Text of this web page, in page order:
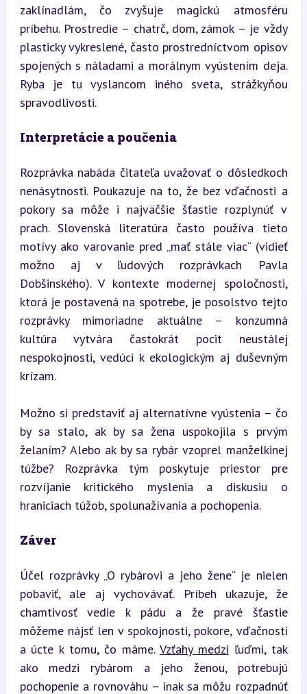
zaklínadlám, čo zvyšuje magickú atmosféru
príbehu. Prostredie – chatrč, dom, zámok – je vždy
plasticky vykreslené, často prostredníctvom opisov
spojených s náladami a morálnym vyústením deja.
Ryba je tu vyslancom iného sveta, strážkyňou
spravodlivosti.
Interpretácie a poučenia
Rozprávka nabáda čitateľa uvažovať o dôsledkoch
nenásytnosti. Poukazuje na to, že bez vďačnosti a
pokory sa môže i najväčšie šťastie rozplynúť v
prach. Slovenská literatúra často používa tieto
motívy ako varovanie pred „mať stále viac“ (vidieť
možno aj v ľudových rozprávkach Pavla
Dobšinského). V kontexte modernej spoločnosti,
ktorá je postavená na spotrebe, je posolstvo tejto
rozprávky mimoriadne aktuálne – konzumná
kultúra vytvára častokrát pocit neustálej
nespokojnosti, vedúci k ekologickým aj duševným
krízam.
Možno si predstaviť aj alternatívne vyústenia – čo
by sa stalo, ak by sa žena uspokojila s prvým
želaním? Alebo ak by sa rybár vzoprel manželkinej
túžbe? Rozprávka tým poskytuje priestor pre
rozvíjanie kritického myslenia a diskusiu o
hraniciach túžob, spolunažívania a pochopenia.
Záver
Účel rozprávky „O rybárovi a jeho žene“ je nielen
pobaviť, ale aj vychovávať. Príbeh ukazuje, že
chamtivosť vedie k pádu a že pravé šťastie
môžeme nájsť len v spokojnosti, pokore, vďačnosti
a úcte k tomu, čo máme. Vzťahy medzi ľuďmi, tak
ako medzi rybárom a jeho ženou, potrebujú
pochopenie a rovnováhu – inak sa môžu rozpadnúť